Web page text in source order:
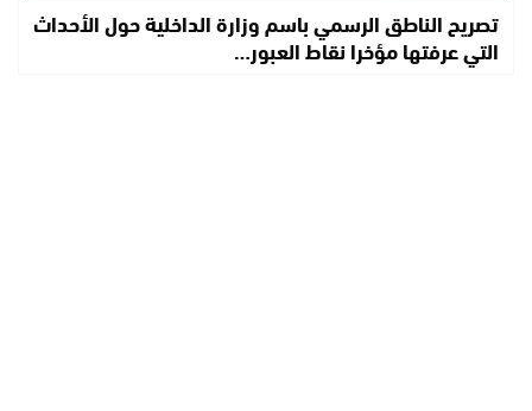
تصريح الناطق الرسمي باسم وزارة الداخلية حول الأحداث
التي عرفتها مؤخرا نقاط العبور…